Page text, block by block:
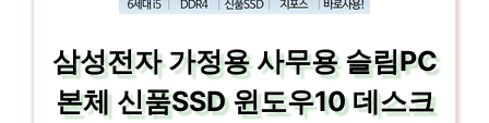
삼성전자 가정용 사무용 슬림PC
본체 신품SSD 윈도우10 데스크